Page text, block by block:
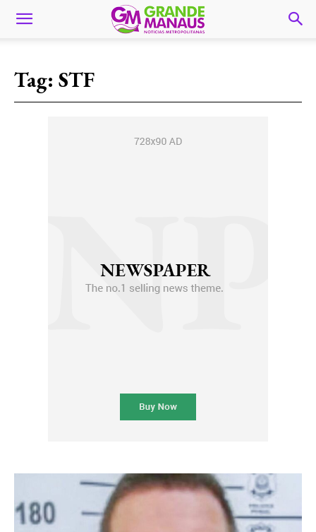
Tag: STF